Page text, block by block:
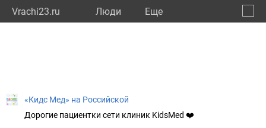
Vrachi23.ru Люди Eще
«Кидс Мед» на Российской
Дорогие пациентки сети клиник KidsMed ❤️